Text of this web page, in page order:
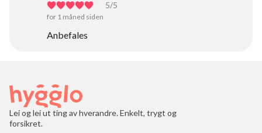
5/5
for 1 måned siden
Anbefales
Lei og lei ut ting av hverandre. Enkelt, trygt og
forsikret.